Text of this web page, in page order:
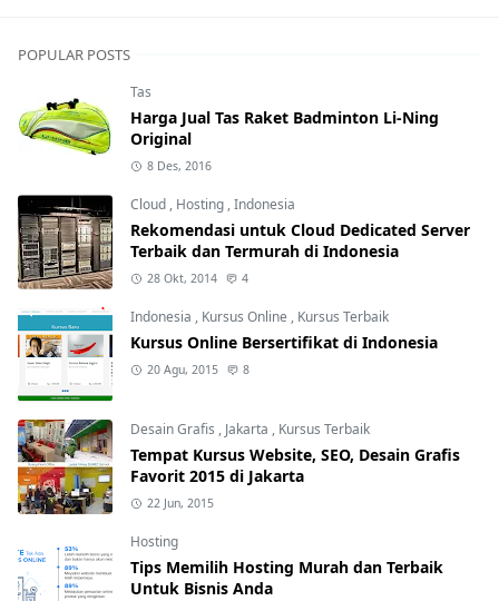
POPULAR POSTS
Tas
Harga Jual Tas Raket Badminton Li-Ning
Original
8 Des, 2016
Cloud , Hosting ,Indonesia
Rekomendasi untuk Cloud Dedicated Server
Terbaik dan Termurah di Indonesia
28 Okt, 2014 4
Indonesia , Kursus Online , Kursus Terbaik
Kursus Online Bersertifikat di Indonesia
20 Agu, 2015 8
Desain Grafis , Jakarta , Kursus Terbaik
Tempat Kursus Website, SEO, Desain Grafis
Favorit 2015 di Jakarta
22 Jun, 2015
Hosting
Tips Memilih Hosting Murah dan Terbaik
Untuk Bisnis Anda